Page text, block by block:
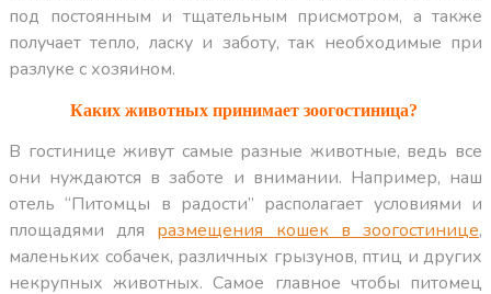
под постоянным и тщательным присмотром, а также
получает тепло, ласку и заботу, так необходимые при
разлуке с хозяином.
Каких животных принимает зоогостиница?
В гостинице живут самые разные животные, ведь все
они нуждаются в заботе и внимании. Например, наш
отель “Питомцы в радости” располагает условиями и
площадями для размещения кошек в зоогостинице,
маленьких собачек, различных грызунов, птиц и других
некрупных животных. Самое главное чтобы питомец